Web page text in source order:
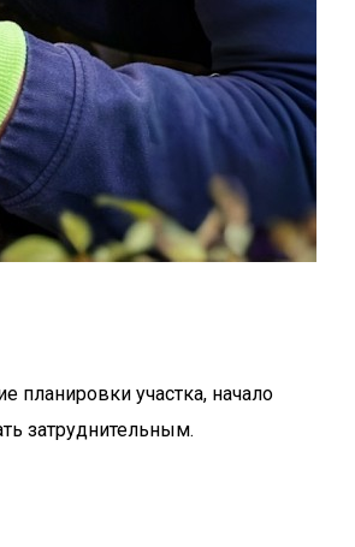
планировки участка, начало
затруднительным.